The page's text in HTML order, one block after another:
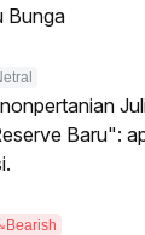
Bunga
Baru":
Bearish